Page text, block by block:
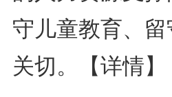
守儿童教育、
关切。
【详情】